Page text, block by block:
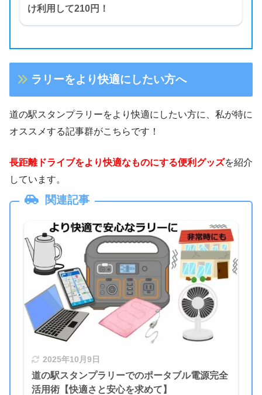
け利用して210円！
ラリーをより快適にしたい方へ
道の駅スタンプラリーをより快適にしたい方に、私が特に
オススメする記事群がこちらです！
長距離ドライブをより快適なものにする便利グッズを紹介
しています。
関連記事
2025年10月9日
道の駅スタンプラリーでのポータブル電源完全
活用術【快適さと安心を求めて】